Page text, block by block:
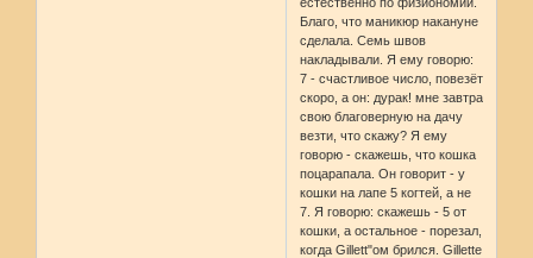
Благо, что маникюр накануне
сделала. Семь швов
накладывали. Я ему говорю:
7 - счастливое число, повезёт
скоро, а он: дурак! мне завтра
свою благоверную на дачу
везти, что скажу? Я ему
говорю - скажешь, что кошка
поцарапала. Он говорит - у
кошки на лапе 5 когтей, а не
7. Я говорю: скажешь - 5 от
кошки, а остальное - порезал,
когда Gillett"ом брился. Gillette